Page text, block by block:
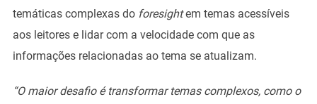
temáticas complexas do foresightem temas acessíveis
aos leitores e lidar com a velocidade com que as
informações relacionadas ao tema se atualizam.
“O maior desafio é transformar temas complexos, como o